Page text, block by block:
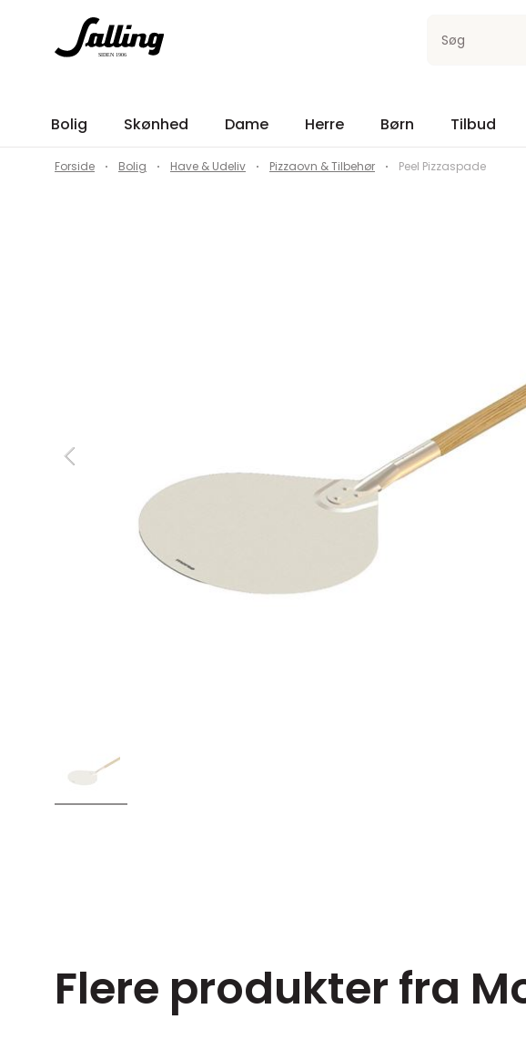
Søg
Bolig Skønhed Dame Herre Børn Tilbud
Forside Bolig Have & Udeliv Pizzaovn & Tilbehør Peel Pizzaspade
Flere produkter fra